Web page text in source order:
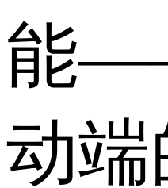
能
动端